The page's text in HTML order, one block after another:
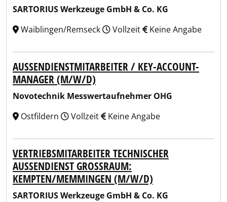
SARTORIUS Werkzeuge GmbH & Co. KG
Waiblingen/Remseck
Vollzeit Keine Angabe
AUSSENDIENSTMITARBEITER / KEY-ACCOUNT-M
ANAGER (M/W/D)
Novotechnik Messwertaufnehmer OHG
Ostfildern
Vollzeit Keine Angabe
VERTRIEBSMITARBEITER TECHNISCHER
AUSSENDIENST GROSSRAUM: KE
MPTEN/MEMMINGEN (M/W/D)
SARTORIUS Werkzeuge GmbH & Co. KG